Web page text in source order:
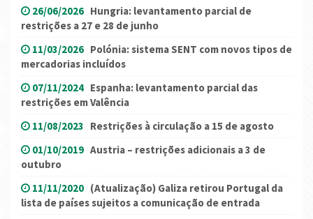
26/06/2026 Hungria: levantamento parcial de
restrições a 27 e 28 de junho
11/03/2026 Polónia: sistema SENT com novos tipos de
mercadorias incluídos
07/11/2024 Espanha: levantamento parcial das
restrições em Valência
11/08/2023 Restrições à circulação a 15 de agosto
01/10/2019 Austria – restrições adicionais a 3 de
outubro
11/11/2020 (Atualização) Galiza retirou Portugal da
lista de países sujeitos a comunicação de entrada